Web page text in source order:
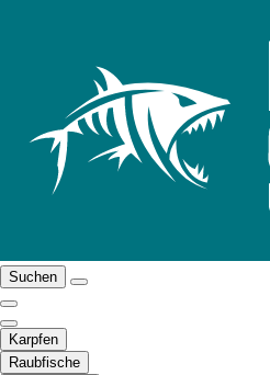
Suchen
Karpfen
Raubfische